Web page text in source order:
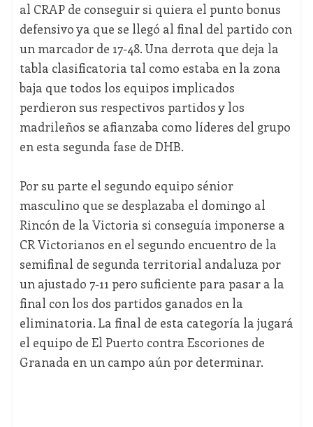
al CRAP de conseguir si quiera el punto bonus
defensivo ya que se llegó al final del partido con
un marcador de 17-48. Una derrota que deja la
tabla clasificatoria tal como estaba en la zona
baja que todos los equipos implicados
perdieron sus respectivos partidos y los
madrileños se afianzaba como líderes del grupo
en esta segunda fase de DHB.
Por su parte el segundo equipo sénior
masculino que se desplazaba el domingo al
Rincón de la Victoria si conseguía imponerse a
CR Victorianos en el segundo encuentro de la
semifinal de segunda territorial andaluza por
un ajustado 7-11 pero suficiente para pasar a la
final con los dos partidos ganados en la
eliminatoria. La final de esta categoría la jugará
el equipo de El Puerto contra Escoriones de
Granada en un campo aún por determinar.